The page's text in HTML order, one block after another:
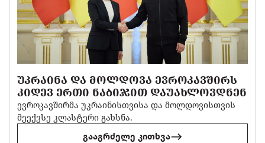
ᲣᲙᲠᲐᲘᲜᲐ ᲓᲐ ᲛᲝᲚᲓᲝᲕᲐ ᲔᲕᲠᲝᲙᲐᲕᲨᲘᲠᲡ
ᲙᲘᲓᲔᲕ ᲔᲠᲗᲘ ᲜᲐᲑᲘᲯᲘᲗ ᲓᲐᲣᲐᲮᲚᲝᲕᲓᲜᲔᲜ
ევროკავშირმა უკრაინისთვისა და მოლდოვისთვის
მეექვსე კლასტერი გახსნა.
გააგრძელე კითხვა